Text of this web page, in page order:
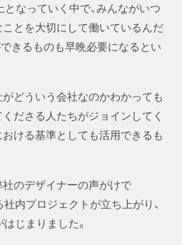
となっていく中で、みんながいつ
ことを大切にして働いているんだ
できるものも早晩必要になるとい
がどういう会社なのかわかっても
くださる人たちがジョインしてく
おける基準としても活用できるも
社のデザイナーの声がけで
内プロジェクトが立ち上がり、
じまりました。